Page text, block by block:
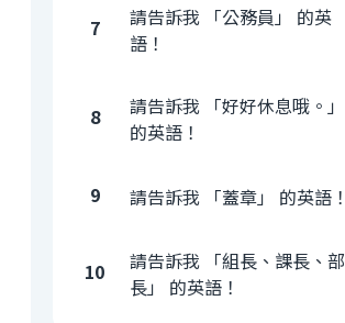
7
請告訴我 「公務員」 的英
語！
8
請告訴我 「好好休息哦。」
的英語！
9 請告訴我 「蓋章」 的英語！
10
請告訴我 「組長、課長、部
長」 的英語！